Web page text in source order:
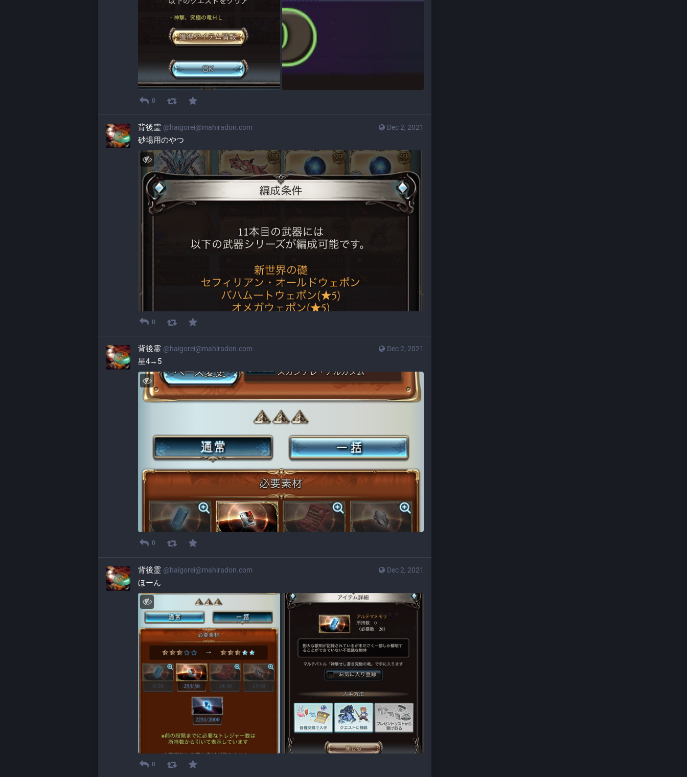
0
Dec 2, 2021
背後霊 @haigorei@mahiradon.com
砂場用のやつ
0
Dec 2, 2021
背後霊 @haigorei@mahiradon.com
星4→5
0
Dec 2, 2021
背後霊 @haigorei@mahiradon.com
ほーん
0